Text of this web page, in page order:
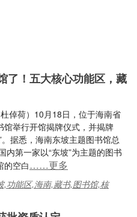
了！五大核心功能区，藏
倬荷）10月18日，位于海南省
举行开馆揭牌仪式，并揭牌
据悉，海南东坡主题图书馆总
第一家以“东坡”为主题的图书
的空白……更多
,功能区,海南,藏书,图书馆,核